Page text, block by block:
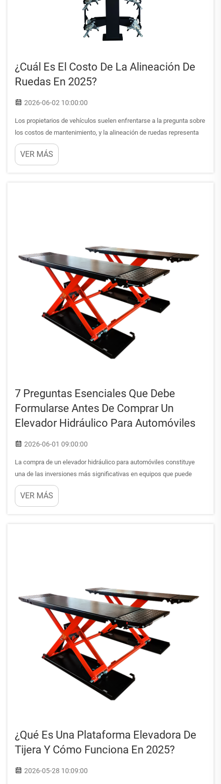
¿Cuál Es El Costo De La Alineación De
Ruedas En 2025?
2026-06-02 10:00:00
Los propietarios de vehículos suelen enfrentarse a la pregunta sobre
los costos de mantenimiento, y la alineación de ruedas representa
uno de los gastos de servicio más críticos, aunque a menudo mal
comprendidos. Comprender los costos de alineación de ruedas en
2025 requiere examinar múltiples factores inclu...
VER MÁS
7 Preguntas Esenciales Que Debe
Formularse Antes De Comprar Un
Elevador Hidráulico Para Automóviles
2026-06-01 09:00:00
La compra de un elevador hidráulico para automóviles constituye
una de las inversiones más significativas en equipos que puede
realizar un propietario de taller, un técnico automotriz o un
profesional de mantenimiento de flotas. Ya sea que esté equipando
un taller comercial o actualizando un taller doméstico, la decisión...
VER MÁS
¿Qué Es Una Plataforma Elevadora De
Tijera Y Cómo Funciona En 2025?
2026-05-28 10:09:00